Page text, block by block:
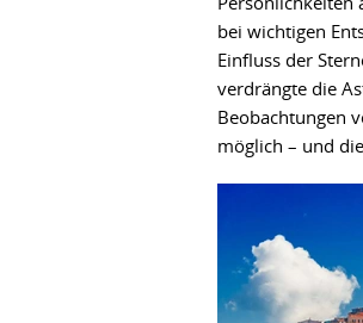
bei wichtigen
Einfluss der
verdrängte die
Beobachtungen
möglich – und